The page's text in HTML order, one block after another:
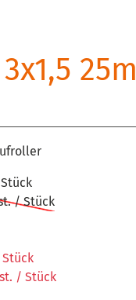
25m
/ Stück
Stück
/ Stück